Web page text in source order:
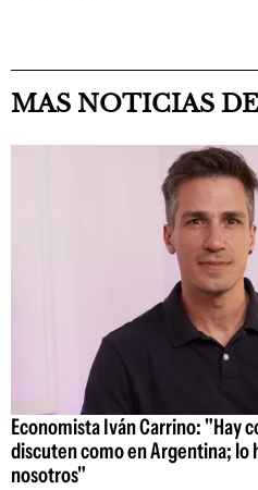
MAS NOTICIAS
Economista Iván Carrino: "Hay
discuten como en Argentina; lo
nosotros"